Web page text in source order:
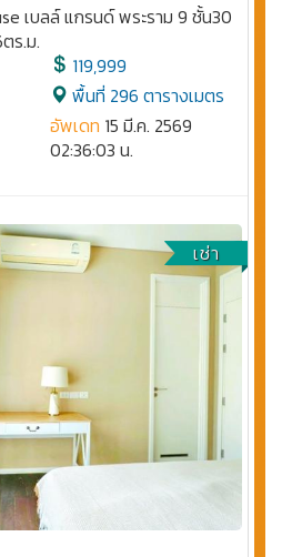
เบลล์ แกรนด์ พระราม 9 ชั้น30
ร.ม.
119,999
พื้นที่ 296 ตารางเมตร
อัพเดท 15 มี.ค. 2569
02:36:03 น.
เช่า